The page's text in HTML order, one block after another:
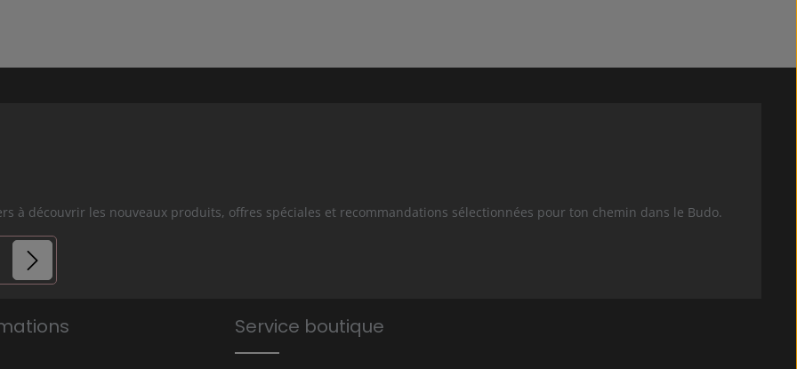
à découvrir les nouveaux produits, offres spéciales et recommandations sélectionnées pour ton chemin dans le Budo.
avez lu
Service boutique